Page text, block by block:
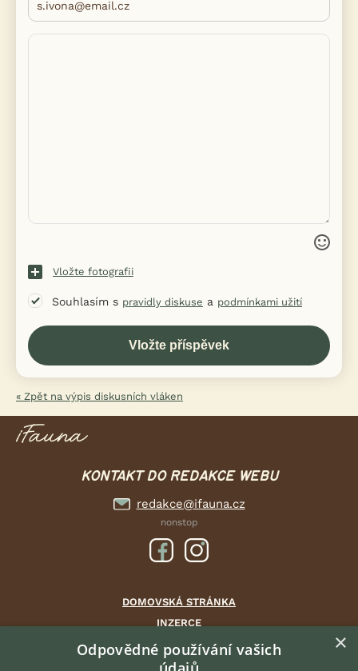
Vložte fotografii
Souhlasím s pravidly diskuse a podmínkami užití
« Zpět na výpis diskusních vláken
KONTAKT DO REDAKCE WEBU
redakce@ifauna.cz
nonstop
DOMOVSKÁ STRÁNKA
INZERCE
DISKUSE
ČLÁNKY
×
Odpovědné používání vašich